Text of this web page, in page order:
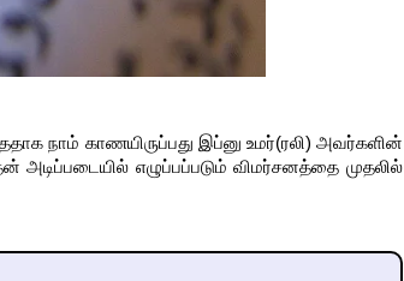
நாம் காணயிருப்பது இப்னு உமர்(ரலி) அவர்களின்
எழுப்பப்படும் விமர்சனத்தை முதலில்